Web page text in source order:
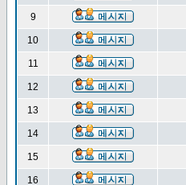
9
10
11
12
13
14
15
16